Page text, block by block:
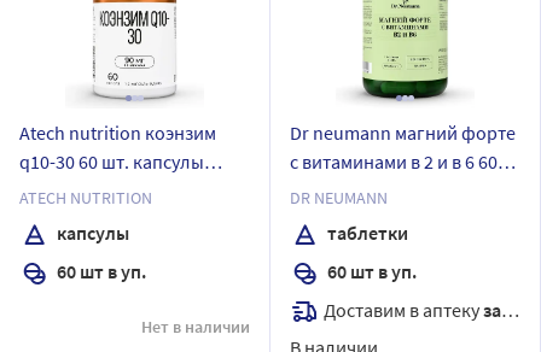
Atech nutrition коэнзим
q10-30 60 шт. капсулы
массой 700 мг
ATECH NUTRITION
капсулы
60 шт в уп.
Нет в наличии
Dr neumann магний форте
с витаминами в 2 и в 6 60
шт. таблетки массой 900 мг
DR NEUMANN
таблетки
60 шт в уп.
Доставим в аптекузавтра
В наличии